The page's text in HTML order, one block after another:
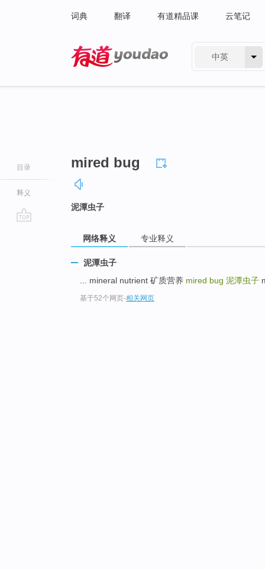
词典 翻译 有道精品课 云笔记
中英
目录
释义
mired bug
泥潭虫子
网络释义 专业释义
泥潭虫子
... mineral nutrient 矿质营养 mired bug 泥潭虫子
基于52个网页-相关网页